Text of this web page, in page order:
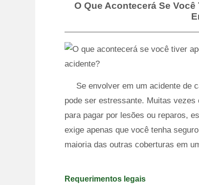
O Que Acontecerá Se
Se envolver em um acidente de
pode ser estressante. Muitas
para pagar por lesões ou reparos,
exige apenas que você tenha
maioria das outras coberturas em
Requerimentos legais